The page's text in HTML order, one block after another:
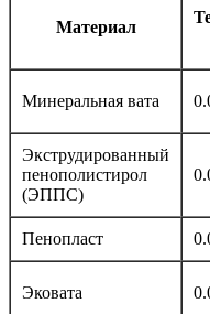
Материал
Минеральная вата
Экструдированный
пенополистирол
(ЭППС)
Пенопласт
Эковата